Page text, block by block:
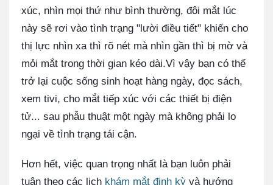
xúc, nhìn mọi thứ như bình thường, đôi mắt lúc
này sẽ rơi vào tình trạng "lười điều tiết" khiến cho
thị lực nhìn xa thì rõ nét mà nhìn gần thì bị mờ và
mỏi mắt trong thời gian kéo dài.Vì vậy bạn có thể
trở lại cuộc sống sinh hoạt hàng ngày, đọc sách,
xem tivi, cho mắt tiếp xúc với các thiết bị điện
tử... sau phẫu thuật một ngày mà không phải lo
ngại về tình trạng tái cận.
Hơn hết, việc quan trọng nhất là bạn luôn phải
tuân theo các lịch khám mắt định kỳ và hướng